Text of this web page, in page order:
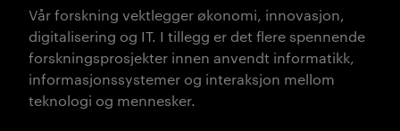
Vår forskning vektlegger økonomi, innovasjon,
digitalisering og IT. I tillegg er det flere spennende
forskningsprosjekter innen anvendt informatikk,
informasjonssystemer og interaksjon mellom
teknologi og mennesker.